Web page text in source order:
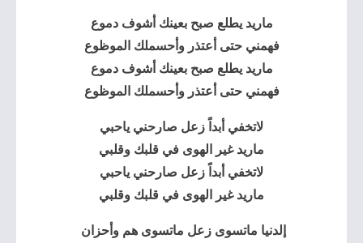
ماريد يطلع صبح بعينك أشوف دموع
فهمني حتى أعتذر وأحسملك الموظوع
ماريد يطلع صبح بعينك أشوف دموع
فهمني حتى أعتذر وأحسملك الموظوع
لاتخفي أبداً زعل صارحني ياحبي
ماريد غير الهوى في قلبك وقلبي
لاتخفي أبداً زعل صارحني ياحبي
ماريد غير الهوى في قلبك وقلبي
إلدنيا ماتسوى زعل ماتسوى هم وأحزان